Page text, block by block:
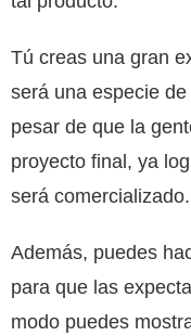
Tú creas una gran
será una especie
pesar de que la
proyecto final, ya
será comercializado.
Además, puedes
para que las
modo puedes